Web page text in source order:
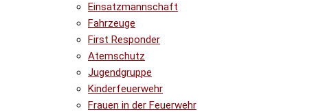
Einsatzmannschaft
Fahrzeuge
First Responder
Atemschutz
Jugendgruppe
Kinderfeuerwehr
Frauen in der Feuerwehr